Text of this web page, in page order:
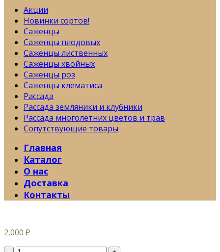
Акции
Новинки сортов!
Саженцы
Саженцы плодовых
Саженцы лиственных
Саженцы хвойных
Саженцы роз
Саженцы клематиса
Рассада
Рассада земляники и клубники
Рассада многолетних цветов и трав
Сопутствующие товары
Главная
Каталог
О нас
Доставка
Контакты
2,000 ₽